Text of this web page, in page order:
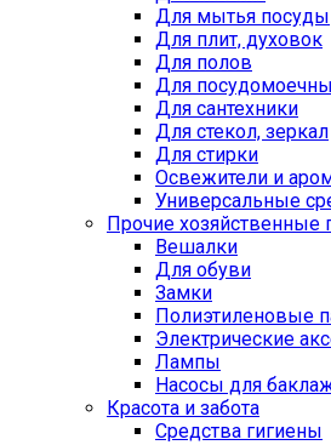
Для мытья посуды
Для плит, духовок
Для полов
Для
Для сантехники
Для стекол, зеркал
Для стирки
Освежители и
Универсальные
Прочие хозяйственные
Вешалки
Для обуви
Замки
Полиэтиленовые
Электрические
Лампы
Насосы для
Красота и забота
Средства гигиены